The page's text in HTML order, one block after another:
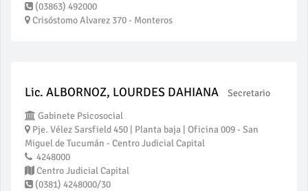
(03863) 492000
Crisóstomo Alvarez 370 - Monteros
Lic. ALBORNOZ, LOURDES DAHIANA
Secretario
Gabinete Psicosocial
Pje. Vélez Sarsfield 450 | Planta baja | Oficina 009 - San
Miguel de Tucumán - Centro Judicial Capital
4248000
Centro Judicial Capital
(0381) 4248000/30